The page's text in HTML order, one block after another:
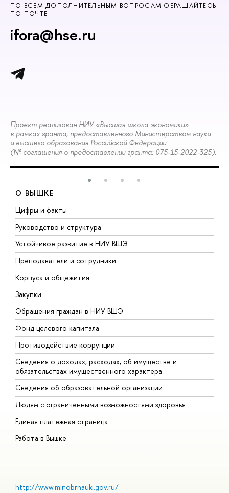
ПО ВСЕМ ДОПОЛНИТЕЛЬНЫМ ВОПРОСАМ ОБРАЩАЙТЕСЬ
ПО ПОЧТЕ
ifora@hse.ru
Проект реализован НИУ «Высшая школа экономики»
в рамках гранта, предоставленного Министерством науки
и высшего образования Российской Федерации
(№ соглашения о предоставлении гранта: 075-15-2022-325).
О ВЫШКЕ
Цифры и факты
Руководство и структура
Устойчивое развитие в НИУ ВШЭ
Преподаватели и сотрудники
Корпуса и общежития
Закупки
Обращения граждан в НИУ ВШЭ
Фонд целевого капитала
Противодействие коррупции
Сведения о доходах, расходах, об имуществе и
обязательствах имущественного характера
Сведения об образовательной организации
Людям с ограниченными возможностями здоровья
Единая платежная страница
Работа в Вышке
http://www.minobrnauki.gov.ru/